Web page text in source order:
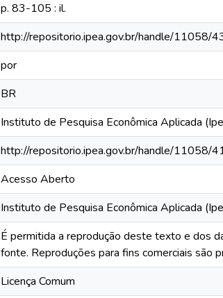
p. 83-105 : il.
http://repositorio.ipea.gov.br/handle/11058/
por
BR
Instituto de Pesquisa Econômica Aplicada
http://repositorio.ipea.gov.br/handle/11058/
Acesso Aberto
Instituto de Pesquisa Econômica Aplicada
É permitida a reprodução deste texto e dos
fonte. Reproduções para fins comerciais são
Licença Comum